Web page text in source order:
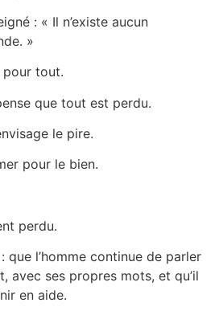
: « Il n’existe aucun
»
tout.
que tout est perdu.
le pire.
pour le bien.
perdu.
que l’homme continue de parler
avec ses propres mots, et qu’il
en aide.